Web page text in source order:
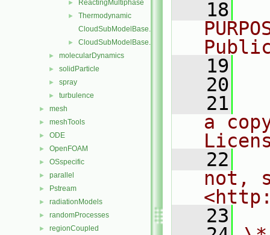
► ReactingMultiphase
►
Thermodynamic
CloudSubModelBase.C
► CloudSubModelBase.H
► molecularDynamics
► solidParticle
► spray
► turbulence
► mesh
► meshTools
► ODE
► OpenFOAM
► OSspecific
► parallel
► Pstream
► radiationModels
► randomProcesses
► regionCoupled
   18
   19
   20
   21
a
   22
not,
   23